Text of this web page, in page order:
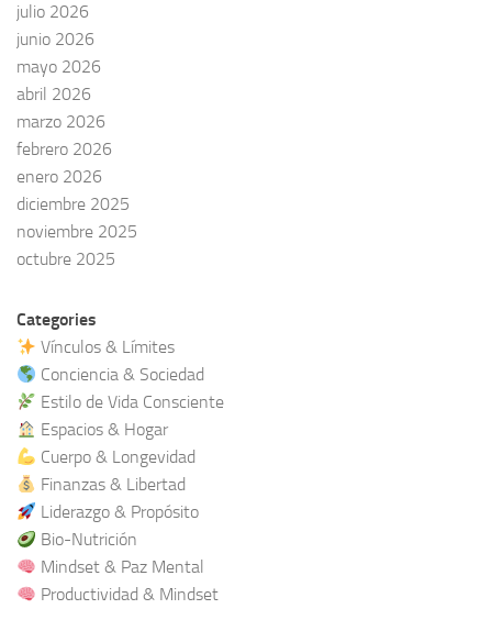
julio 2026
junio 2026
mayo 2026
abril 2026
marzo 2026
febrero 2026
enero 2026
diciembre 2025
noviembre 2025
octubre 2025
Categories
Vínculos & Límites
Conciencia & Sociedad
Estilo de Vida Consciente
Espacios & Hogar
Cuerpo & Longevidad
Finanzas & Libertad
Liderazgo & Propósito
Bio-Nutrición
Mindset & Paz Mental
Productividad & Mindset